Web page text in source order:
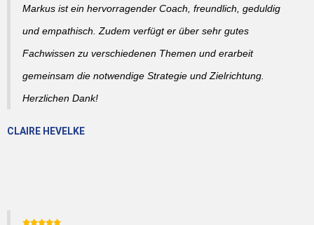
Markus ist ein hervorragender Coach, freundlich, geduldig
und empathisch. Zudem verfügt er über sehr gutes
Fachwissen zu verschiedenen Themen und erarbeit
gemeinsam die notwendige Strategie und Zielrichtung.
Herzlichen Dank!
CLAIRE HEVELKE